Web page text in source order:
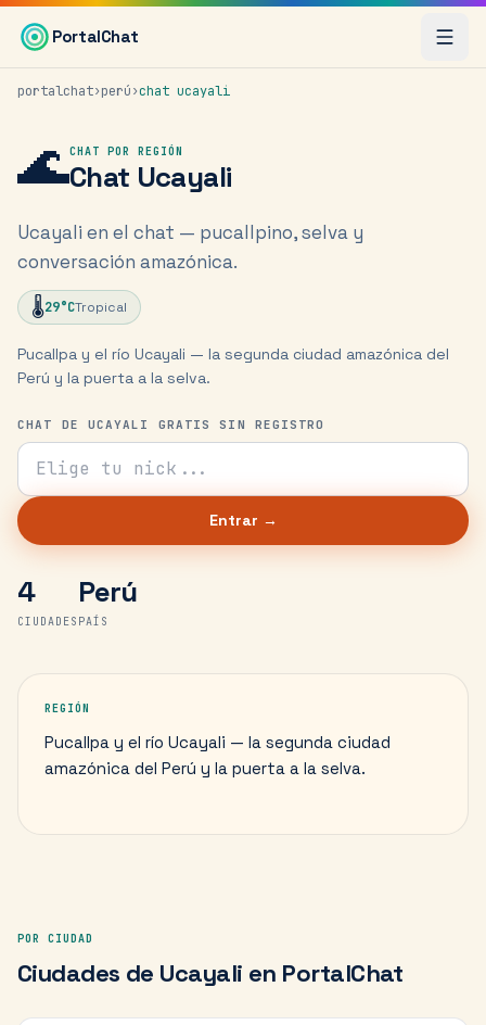
Saltar al contenido principal
PortalChat
portalchat›perú›chat ucayali
🌊CHAT POR REGIÓN
Chat Ucayali
Ucayali en el chat — pucallpino, selva y
conversación amazónica.
🌡️29°CTropical
Pucallpa y el río Ucayali — la segunda ciudad amazónica del
Perú y la puerta a la selva.
CHAT DE UCAYALI GRATIS SIN REGISTRO
Tu nick para el chat
Entrar →
4
CIUDADES
Perú
PAÍS
REGIÓN
Pucallpa y el río Ucayali — la segunda ciudad
amazónica del Perú y la puerta a la selva.
POR CIUDAD
Ciudades de Ucayali en PortalChat